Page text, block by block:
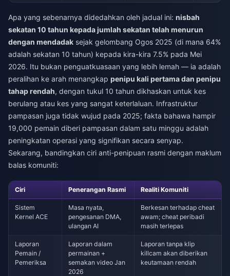
Apa yang sebenarnya didedahkan oleh jadual ini: nisbah
sekatan 10 tahun kepada jumlah sekatan telah menurun
dengan mendadak sejak gelombang Ogos 2025 (di mana 64%
adalah sekatan 10 tahun) kepada kira-kira 7.5% pada Mei
2026. Itu bukan penguatkuasaan yang lebih lemah — ia adalah
peralihan ke arah menangkap penipu kali pertama dan penipu
tahap rendah, dengan tukul 10 tahun dikhaskan untuk kes
berulang atau kes yang sangat keterlaluan. Infrastruktur
pampasan juga tidak wujud pada 2025; fakta bahawa hampir
19,000 pemain diberi pampasan dalam satu minggu adalah
peningkatan operasi yang signifikan secara senyap.
Sekarang, bandingkan ciri anti-penipuan rasmi dengan maklum
balas komuniti:
Ciri Penerangan Rasmi Realiti Komuniti
Sistem
Kernel ACE
Masa nyata,
pengesanan DMA,
ulangan AI
Berkesan terhadap cheat
awam; cheat peribadi
masih terlepas
Laporan
Pemain /
Pemeriksa
Laporan dalam
permainan +
semakan video Jan
2026
Laporan tanpa klip
killcam akan diberikan
keutamaan rendah